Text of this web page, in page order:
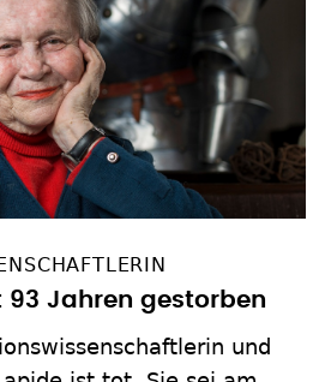
93 Jahren gestorben
und
ist tot. Sie sei am
93 Jahren in Frankfurt
teilte die Stadt am